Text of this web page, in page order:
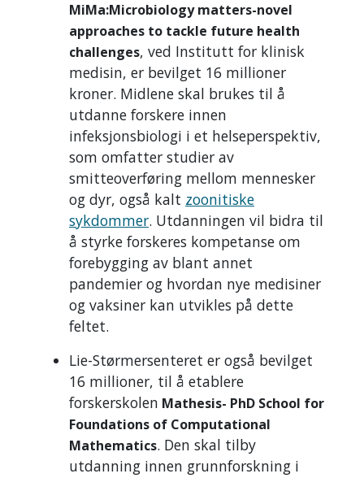
MiMa:Microbiology matters-novel
approaches to tackle future health
challenges, ved Institutt for klinisk
medisin, er bevilget 16 millioner
kroner. Midlene skal brukes til å
utdanne forskere innen
infeksjonsbiologi i et helseperspektiv,
som omfatter studier av
smitteoverføring mellom mennesker
og dyr, også kalt zoonitiske
sykdommer. Utdanningen vil bidra til
å styrke forskeres kompetanse om
forebygging av blant annet
pandemier og hvordan nye medisiner
og vaksiner kan utvikles på dette
feltet.
Lie-Størmersenteret er også bevilget
16 millioner, til å etablere
forskerskolen Mathesis- PhD School for
Foundations of Computational
Mathematics. Den skal tilby
utdanning innen grunnforskning i